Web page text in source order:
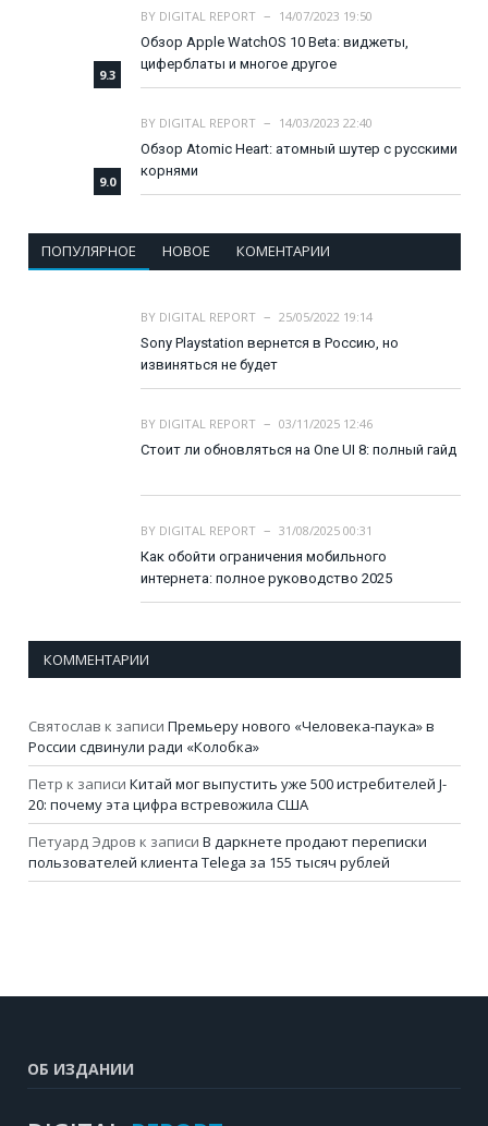
9.3
BY DIGITAL REPORT
14/07/2023 19:50
Обзор Apple WatchOS 10 Beta: виджеты,
циферблаты и многое другое
9.0
BY DIGITAL REPORT
14/03/2023 22:40
Обзор Atomic Heart: атомный шутер с русскими
корнями
ПОПУЛЯРНОЕ НОВОЕ КОМЕНТАРИИ
BY DIGITAL REPORT
25/05/2022 19:14
Sony Playstation вернется в Россию, но
извиняться не будет
BY DIGITAL REPORT
03/11/2025 12:46
Стоит ли обновляться на One UI 8: полный гайд
BY DIGITAL REPORT
31/08/2025 00:31
Как обойти ограничения мобильного
интернета: полное руководство 2025
КОММЕНТАРИИ
Святослав к записи Премьеру нового «Человека-паука» в
России сдвинули ради «Колобка»
Петр к записи Китай мог выпустить уже 500 истребителей J-
20: почему эта цифра встревожила США
Петуард Эдров к записи В даркнете продают переписки
пользователей клиента Telega за 155 тысяч рублей
ОБ ИЗДАНИИ